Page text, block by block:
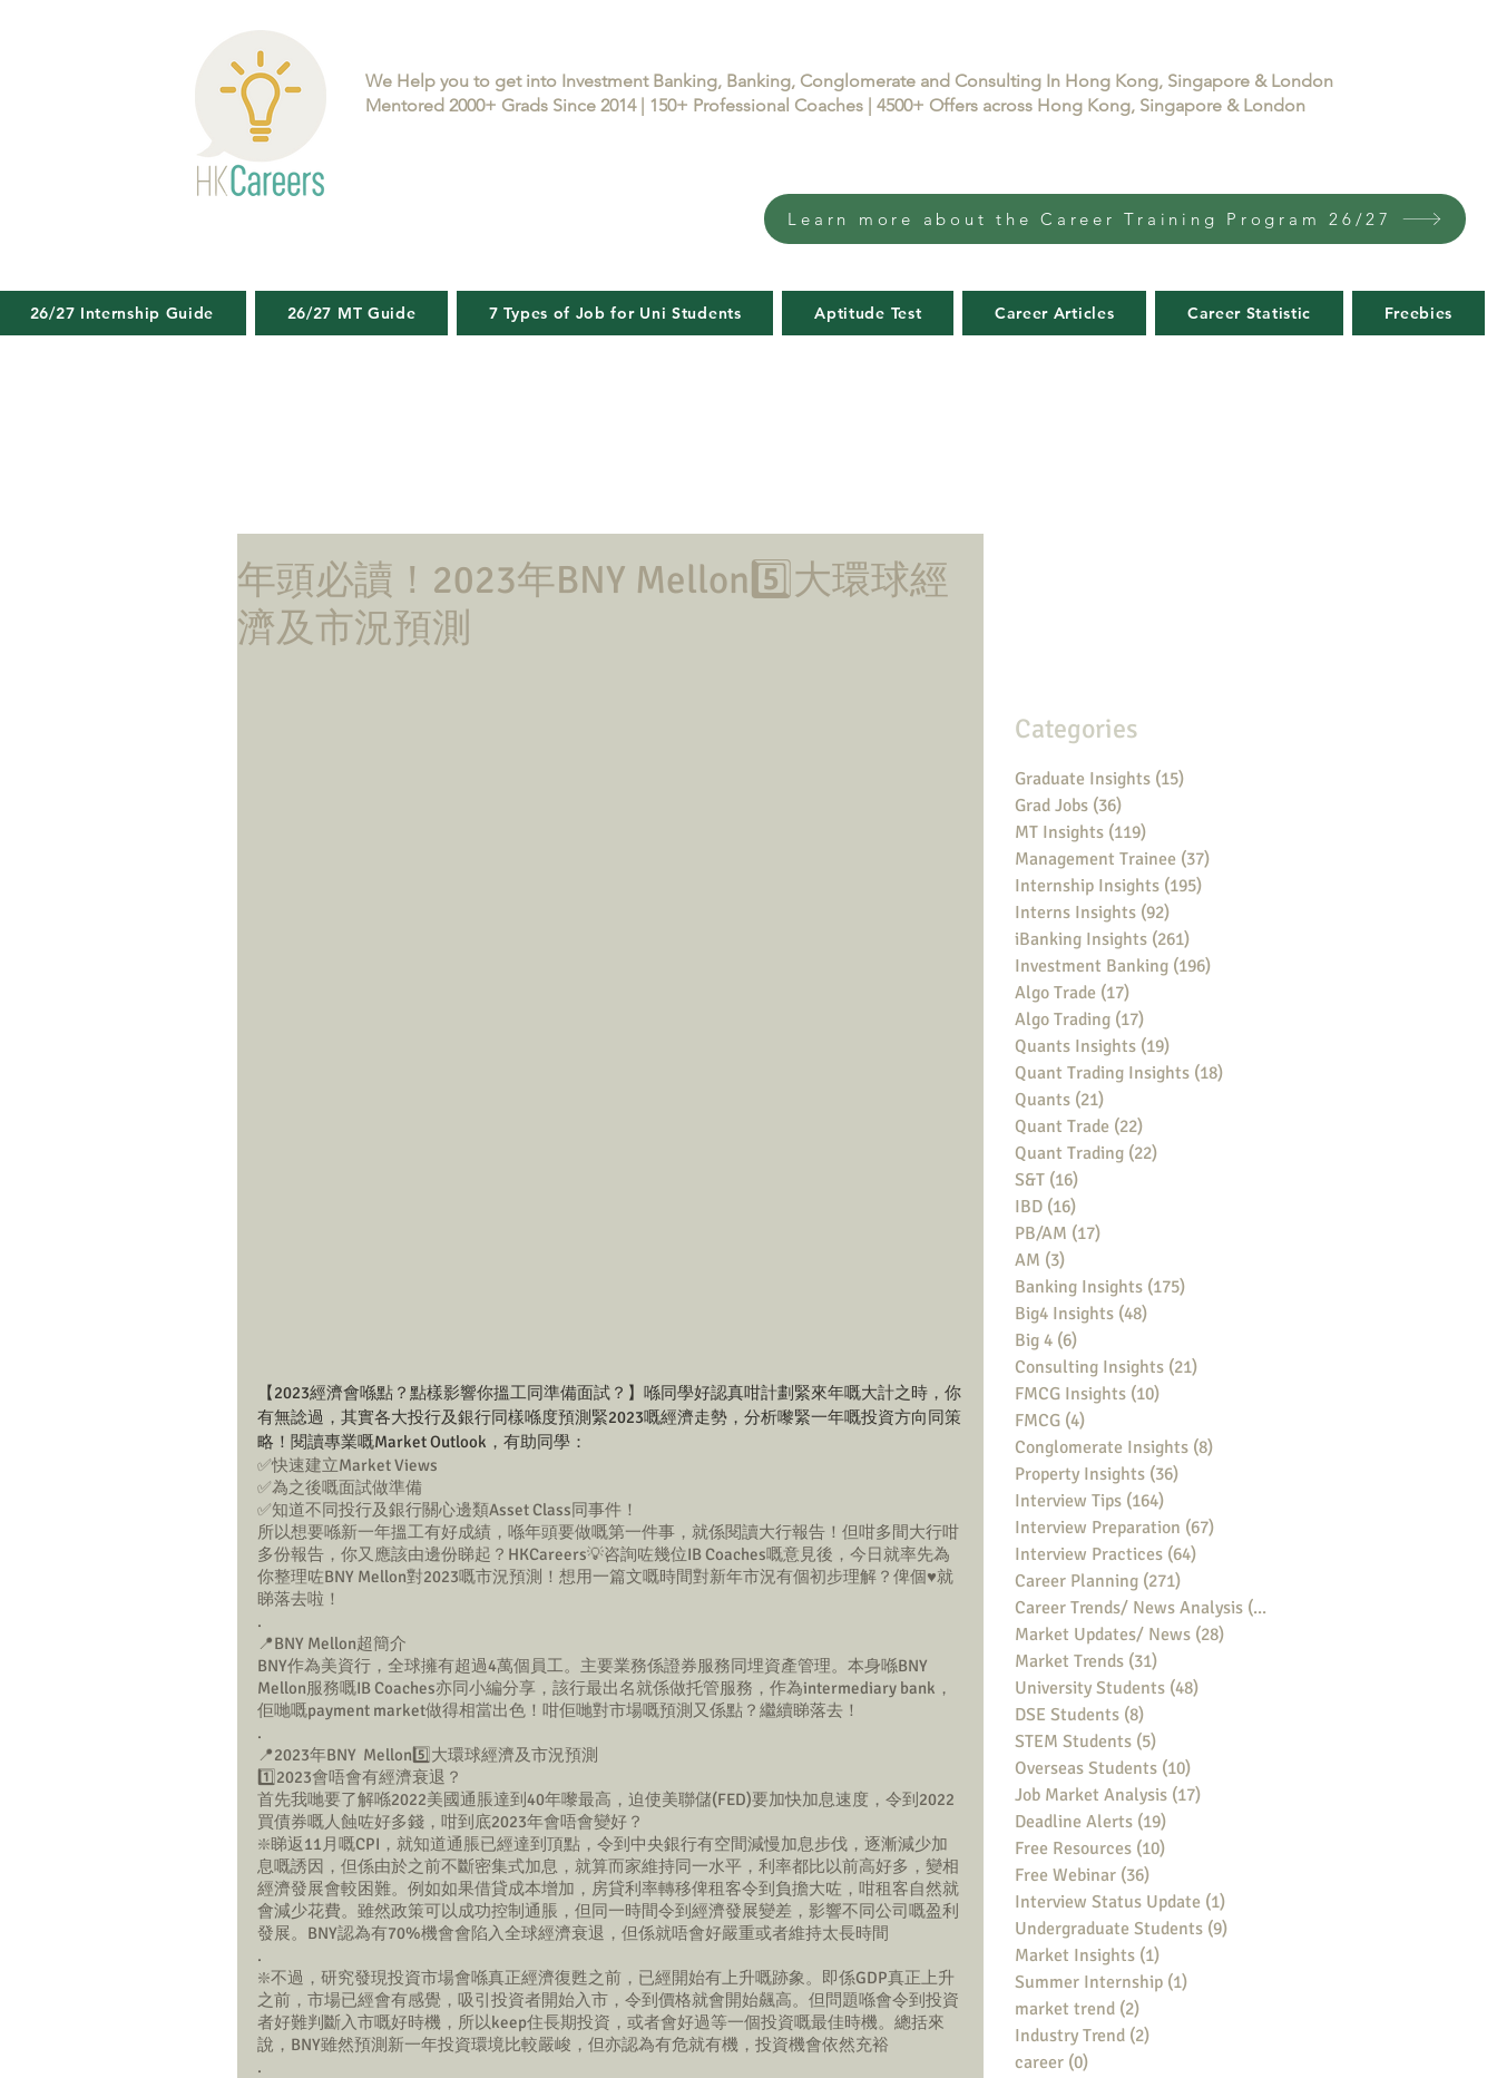
We Help you to get into Investment Banking, Banking, Conglomerate and Consulting In Hong Kong, Singapore & London
Mentored 2000+ Grads Since 2014 | 150+ Professional Coaches | 4500+ Offers across Hong Kong, Singapore & London
Learn more about the Career Training Program 26/27
26/27 Internship Guide 26/27 MT Guide 7 Types of Job for Uni Students Aptitude Test Career Articles Career Statistic Freebies
年頭必讀！2023年BNY Mellon5️⃣大環球經
濟及市況預測
【2023經濟會喺點？點樣影響你搵工同準備面試？】喺同學好認真咁計劃緊來年嘅大計之時，你
有無諗過，其實各大投行及銀行同樣喺度預測緊2023嘅經濟走勢，分析嚟緊一年嘅投資方向同策
略！閱讀專業嘅Market Outlook，有助同學：
✅快速建立Market Views
✅為之後嘅面試做準備
✅知道不同投行及銀行關心邊類Asset Class同事件！
所以想要喺新一年搵工有好成績，喺年頭要做嘅第一件事，就係閱讀大行報告！但咁多間大行咁
多份報告，你又應該由邊份睇起？HKCareers💡咨詢咗幾位IB Coaches嘅意見後，今日就率先為
你整理咗BNY Mellon對2023嘅市況預測！想用一篇文嘅時間對新年市況有個初步理解？俾個♥️就
睇落去啦！
.
📍BNY Mellon超簡介
BNY作為美資行，全球擁有超過4萬個員工。主要業務係證券服務同埋資產管理。本身喺BNY
Mellon服務嘅IB Coaches亦同小編分享，該行最出名就係做托管服務，作為intermediary bank，
佢哋嘅payment market做得相當出色！咁佢哋對市場嘅預測又係點？繼續睇落去！
.
📍2023年BNY  Mellon5️⃣大環球經濟及市況預測
1️⃣2023會唔會有經濟衰退？
首先我哋要了解喺2022美國通脹達到40年嚟最高，迫使美聯儲(FED)要加快加息速度，令到2022
買債券嘅人蝕咗好多錢，咁到底2023年會唔會變好？
❇️睇返11月嘅CPI，就知道通脹已經達到頂點，令到中央銀行有空間減慢加息步伐，逐漸減少加
息嘅誘因，但係由於之前不斷密集式加息，就算而家維持同一水平，利率都比以前高好多，變相
經濟發展會較困難。例如如果借貸成本增加，房貸利率轉移俾租客令到負擔大咗，咁租客自然就
會減少花費。雖然政策可以成功控制通脹，但同一時間令到經濟發展變差，影響不同公司嘅盈利
發展。BNY認為有70%機會會陷入全球經濟衰退，但係就唔會好嚴重或者維持太長時間
.
❇️不過，研究發現投資市場會喺真正經濟復甦之前，已經開始有上升嘅跡象。即係GDP真正上升
之前，市場已經會有感覺，吸引投資者開始入市，令到價格就會開始飆高。但問題喺會令到投資
者好難判斷入市嘅好時機，所以keep住長期投資，或者會好過等一個投資嘅最佳時機。總括來
說，BNY雖然預測新一年投資環境比較嚴峻，但亦認為有危就有機，投資機會依然充裕
.
Categories
Graduate Insights (15)
Grad Jobs (36)
MT Insights (119)
Management Trainee (37)
Internship Insights (195)
Interns Insights (92)
iBanking Insights (261)
Investment Banking (196)
Algo Trade (17)
Algo Trading (17)
Quants Insights (19)
Quant Trading Insights (18)
Quants (21)
Quant Trade (22)
Quant Trading (22)
S&T (16)
IBD (16)
PB/AM (17)
AM (3)
Banking Insights (175)
Big4 Insights (48)
Big 4 (6)
Consulting Insights (21)
FMCG Insights (10)
FMCG (4)
Conglomerate Insights (8)
Property Insights (36)
Interview Tips (164)
Interview Preparation (67)
Interview Practices (64)
Career Planning (271)
Career Trends/ News Analysis (148)
Market Updates/ News (28)
Market Trends (31)
University Students (48)
DSE Students (8)
STEM Students (5)
Overseas Students (10)
Job Market Analysis (17)
Deadline Alerts (19)
Free Resources (10)
Free Webinar (36)
Interview Status Update (1)
Undergraduate Students (9)
Market Insights (1)
Summer Internship (1)
market trend (2)
Industry Trend (2)
career (0)